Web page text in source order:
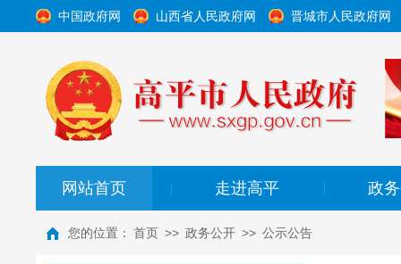
中国政府网 山西省人民政府网 晋城市人民政府网
网站首页 走进高平 政
您的位置： 首页 >> 政务公开 >> 公示公告